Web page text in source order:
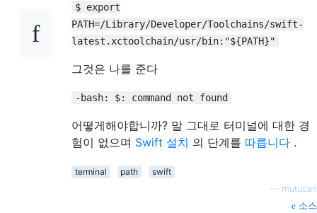
$ export
PATH=/Library/Developer/Toolchains/swift-
latest.xctoolchain/usr/bin:"${PATH}"
그것은 나를 준다
-bash: $: command not found
어떻게해야합니까? 말 그대로 터미널에 대한 경
험이 없으며 Swift 설치 의 단계를 따릅니다 .
terminal path
swift
mutucan
소스